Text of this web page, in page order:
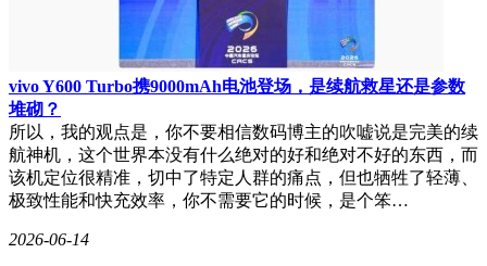
vivo Y600 Turbo携9000mAh电池登场，是续航救星还是参数
堆砌？
所以，我的观点是，你不要相信数码博主的吹嘘说是完美的续
航神机，这个世界本没有什么绝对的好和绝对不好的东西，而
该机定位很精准，切中了特定人群的痛点，但也牺牲了轻薄、
极致性能和快充效率，你不需要它的时候，是个笨…
2026-06-14